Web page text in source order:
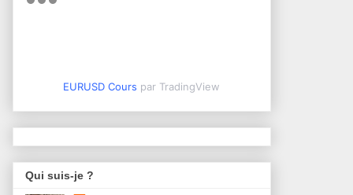
EURUSD Cours par TradingView
Qui suis-je ?